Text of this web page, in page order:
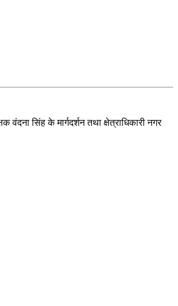
सिंह के मार्गदर्शन तथा क्षेत्राधिकारी नगर